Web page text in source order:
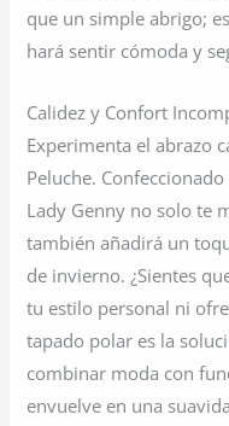
que un simple abrigo;
hará sentir cómoda y
Calidez y Confort
Experimenta el abrazo
Peluche.
Lady Genny no solo te
también añadirá un
de invierno. ¿Sientes
tu estilo personal ni
tapado polar es la
combinar moda con
envuelve en una